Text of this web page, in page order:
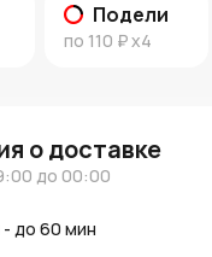
Подели
по 110 ₽x4
о доставке
до 00:00
до 60 мин